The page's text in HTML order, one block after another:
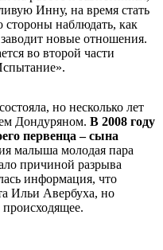
Инну, на время стать
стороны наблюдать, как
новые отношения.
во второй части
но несколько лет
Дондуряном. В 2008 году
первенца – сына
малыша молодая пара
причиной разрыва
информация, что
Ильи Авербуха, но